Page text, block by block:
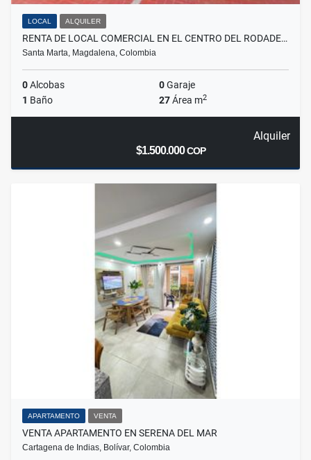
LOCAL ALQUILER
RENTA DE LOCAL COMERCIAL EN EL CENTRO DEL RODADE…
Santa Marta, Magdalena, Colombia
0Alcobas 0Garaje
1 Baño 27Área m2
Alquiler
$1.500.000COP
APARTAMENTO VENTA
VENTA APARTAMENTO EN SERENA DEL MAR
Cartagena de Indias, Bolívar, Colombia